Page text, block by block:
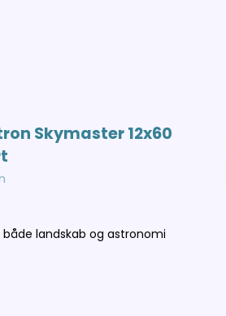
Skymaster 12x60
både landskab og astronomi